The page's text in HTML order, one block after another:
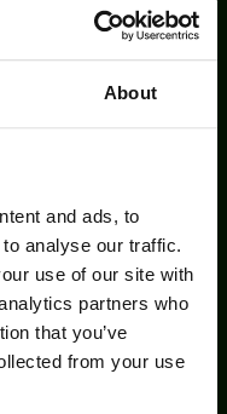
About
and ads, to
analyse our traffic.
use of our site with
partners who
that you’ve
from your use
der Aspekt der
wichtige Rolle
für soziale
Pfanner einerseits
Alliance und
sich Pfanners
und